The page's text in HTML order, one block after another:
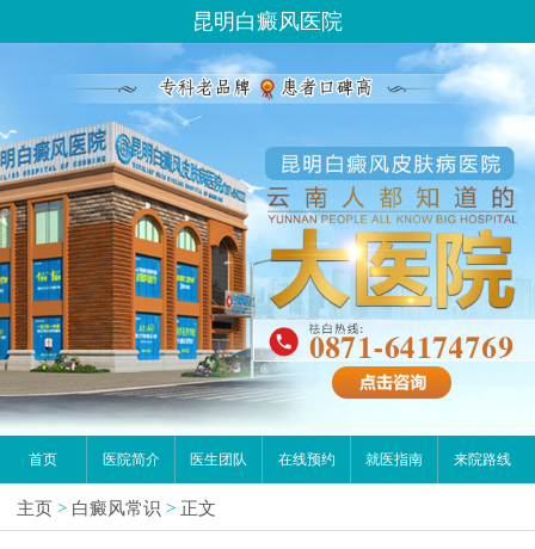
昆明白癜风医院
首页 医院简介 医生团队 在线预约 就医指南 来院路线
主页 > 白癜风常识 > 正文